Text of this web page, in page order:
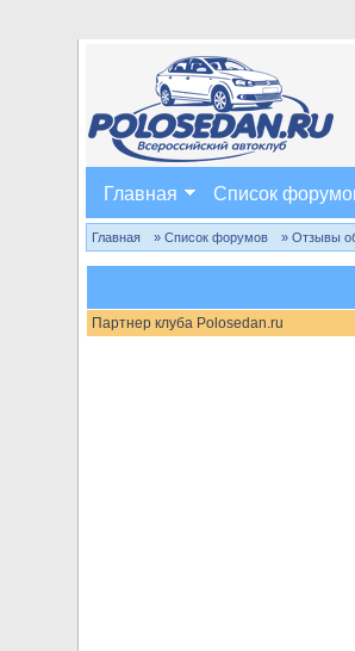
Главная Список
Главная » Список форумов » Отзывы
Партнер клуба Polosedan.ru